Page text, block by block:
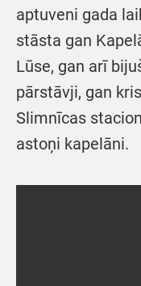
aptuveni gada
stāsta gan
Lūse, gan arī
pārstāvji, gan
Slimnīcas
astoņi kapelāni.